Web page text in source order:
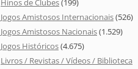
Hinos de Clubes(199)
Jogos Amistosos Internacionais(526)
Jogos Amistosos Nacionais(1.529)
Jogos Históricos(4.675)
Livros / Revistas / Vídeos / Biblioteca